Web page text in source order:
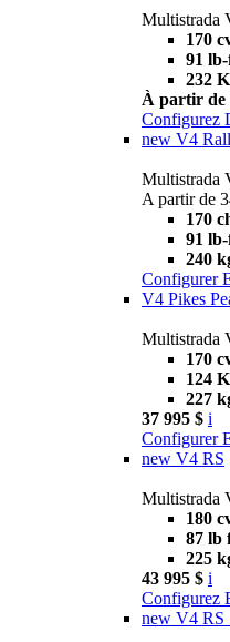
Multistrada
170
91
232
À partir de
Configurez
new V4
Multistrada
A partir de
170
91
240
Configurer
V4 Pikes
Multistrada
170
124
227
37 995 $ i
Configurer
new V4 RS
Multistrada
180
87 lb
225
43 995 $ i
Configurez
new V4 RS